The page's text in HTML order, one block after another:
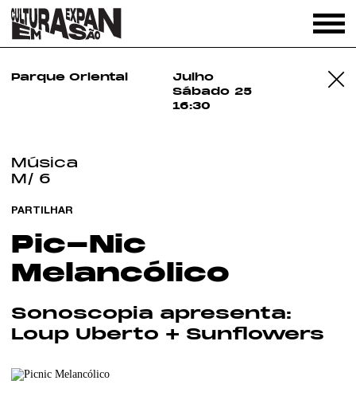
Parque Oriental
Julho
Sábado 25
16:30
Música
M/ 6
PARTILHAR
Pic-Nic
Melancólico
Sonoscopia apresenta:
Loup Uberto + Sunflowers